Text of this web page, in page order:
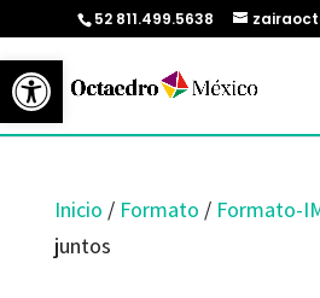
Abrir barra de herramientas
52 811.499.5638
Inicio / Formato / Formato-
juntos